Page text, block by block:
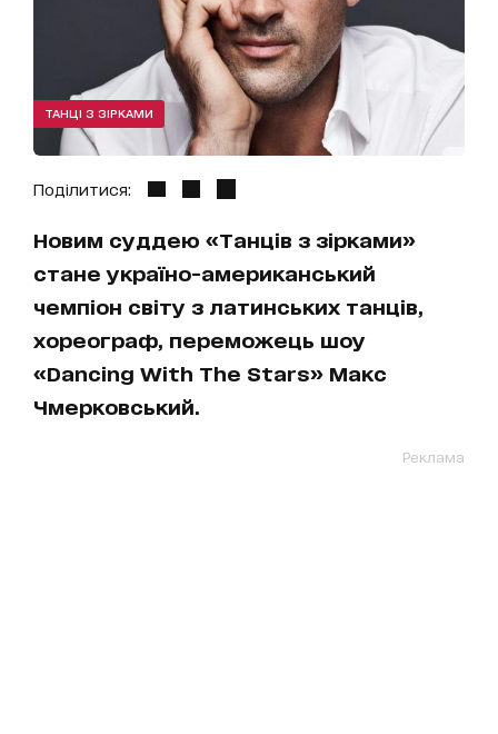
ТАНЦІ З ЗІРКАМИ
Поділитися:
Новим суддею «Танців з зірками»
стане україно-американський
чемпіон світу з латинських танців,
хореограф, переможець шоу
«Dancing With The Stars» Макс
Чмерковський.
Реклама